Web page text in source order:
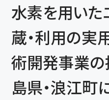
水素を用い
蔵・利用の実
術開発事業
島県・浪江町